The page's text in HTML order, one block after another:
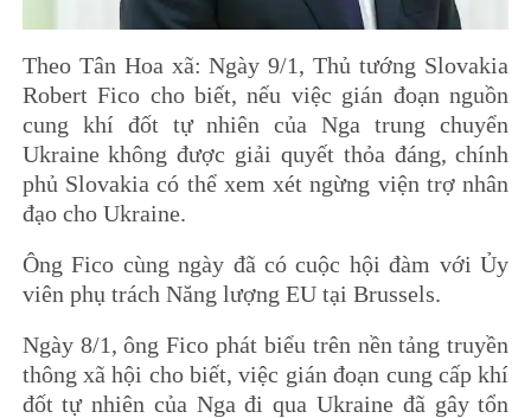
Theo Tân Hoa xã: Ngày 9/1, Thủ tướng Slovakia
Robert Fico cho biết, nếu việc gián đoạn nguồn
cung khí đốt tự nhiên của Nga trung chuyển
Ukraine không được giải quyết thỏa đáng, chính
phủ Slovakia có thể xem xét ngừng viện trợ nhân
đạo cho Ukraine.
Ông Fico cùng ngày đã có cuộc hội đàm với Ủy
viên phụ trách Năng lượng EU tại Brussels.
Ngày 8/1, ông Fico phát biểu trên nền tảng truyền
thông xã hội cho biết, việc gián đoạn cung cấp khí
đốt tự nhiên của Nga đi qua Ukraine đã gây tổn